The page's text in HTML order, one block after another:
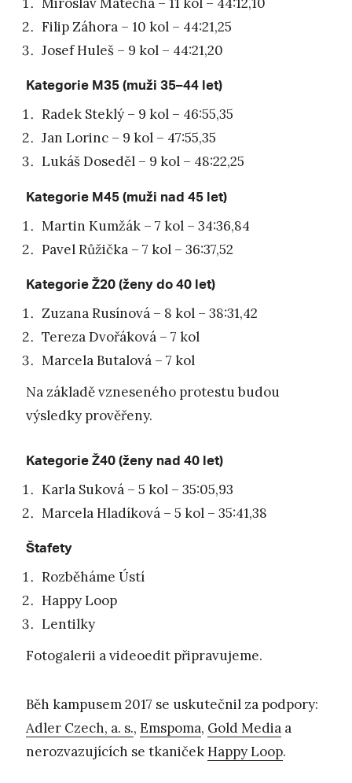
Filip Záhora – 10 kol – 44:21,25
Josef Huleš – 9 kol – 44:21,20
Kategorie M35 (muži 35–44 let)
Radek Steklý – 9 kol – 46:55,35
Jan Lorinc – 9 kol – 47:55,35
Lukáš Doseděl – 9 kol – 48:22,25
Kategorie M45 (muži nad 45 let)
Martin Kumžák – 7 kol – 34:36,84
Pavel Růžička – 7 kol – 36:37,52
Kategorie Ž20 (ženy do 40 let)
Zuzana Rusínová – 8 kol – 38:31,42
Tereza Dvořáková – 7 kol
Marcela Butalová – 7 kol
Na základě vzneseného protestu budou
výsledky prověřeny.
Kategorie Ž40 (ženy nad 40 let)
Karla Suková – 5 kol – 35:05,93
Marcela Hladíková – 5 kol – 35:41,38
Štafety
Rozběháme Ústí
Happy Loop
Lentilky
Fotogalerii a videoedit připravujeme.
Běh kampusem 2017 se uskutečnil za podpory:
Adler Czech, a. s., Emspoma, Gold Media a
nerozvazujících se tkaničekHappy Loop.